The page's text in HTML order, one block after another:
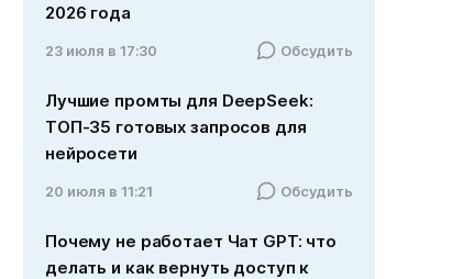
2026 года
23 июля в 17:30 Обсудить
Лучшие промты для DeepSeek:
ТОП-35 готовых запросов для
нейросети
20 июля в 11:21 Обсудить
Почему не работает Чат GPT: что
делать и как вернуть доступ к